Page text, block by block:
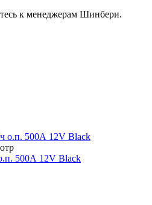
к менеджерам Шинбери.
500А 12V Black